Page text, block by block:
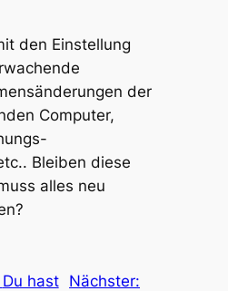
den Einstellung
der
Computer,
Bleiben diese
alles neu
Du hast
Nächster: